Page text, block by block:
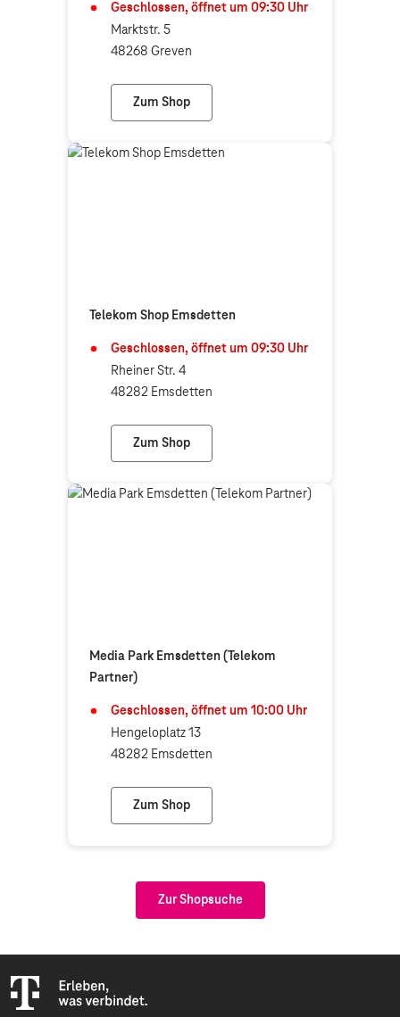
Geschlossen, öffnet um 09:30 Uhr
Marktstr. 5
48268 Greven
Zum Shop
Telekom Shop Greven
Telekom Shop Emsdetten
Geschlossen, öffnet um 09:30 Uhr
Rheiner Str. 4
48282 Emsdetten
Zum Shop
Telekom Shop Emsdetten
Media Park Emsdetten (Telekom
Partner)
Geschlossen, öffnet um 10:00 Uhr
Hengeloplatz 13
48282 Emsdetten
Zum Shop
Media Park Emsdetten (Telekom Partner)
Zur Shopsuche